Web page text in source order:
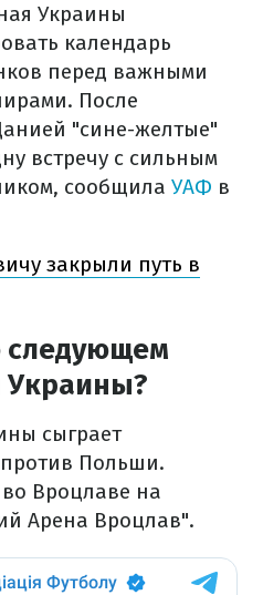
Украины
календарь
перед важными
После
"сине-желтые"
встречу с сильным
сообщила УАФ в
закрыли путь в
следующем
Украины?
сыграет
Польши.
Вроцлаве на
Арена Вроцлав".